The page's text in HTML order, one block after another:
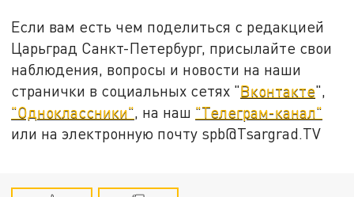
Если вам есть чем поделиться с редакцией
Царьград Санкт-Петербург, присылайте свои
наблюдения, вопросы и новости на наши
странички в социальных сетях "Вконтакте",
"Одноклассники", на наш "Телеграм-канал"
или на электронную почту spb@Tsargrad.TV